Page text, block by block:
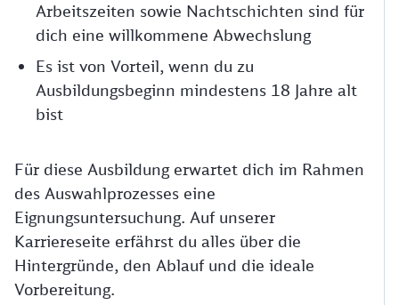
Arbeitszeiten sowie Nachtschichten sind für
dich eine willkommene Abwechslung
Es ist von Vorteil, wenn du zu
Ausbildungsbeginn mindestens 18 Jahre alt
bist
Für diese Ausbildung erwartet dich im Rahmen
des Auswahlprozesses eine
Eignungsuntersuchung. Auf unserer
Karriereseite erfährst du alles über die
Hintergründe, den Ablauf und die ideale
Vorbereitung.